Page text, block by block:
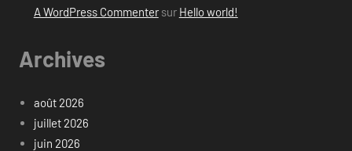
A WordPress Commentersur Hello world!
Archives
août 2026
juillet 2026
juin 2026